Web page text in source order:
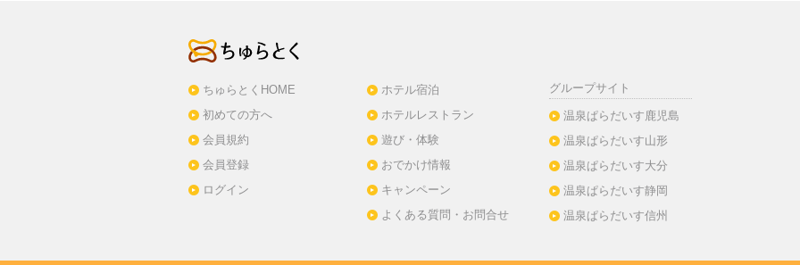
ちゅらとくHOME
初めての方へ
会員規約
会員登録
ログイン
ホテル宿泊
ホテルレストラン
遊び・体験
おでかけ情報
キャンペーン
よくある質問・お問合せ
グループサイト
温泉ぱらだいす鹿児島
温泉ぱらだいす山形
温泉ぱらだいす大分
温泉ぱらだいす静岡
温泉ぱらだいす信州